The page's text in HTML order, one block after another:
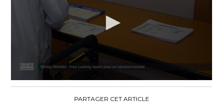
PARTAGER CET ARTICLE